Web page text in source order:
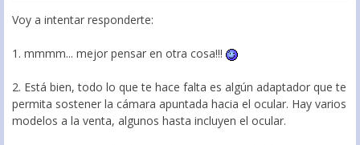
Voy a intentar responderte:
1. mmmm... mejor pensar en otra cosa!!!
2. Está bien, todo lo que te hace falta es algún adaptador que te
permita sostener la cámara apuntada hacia el ocular. Hay varios
modelos a la venta, algunos hasta incluyen el ocular.